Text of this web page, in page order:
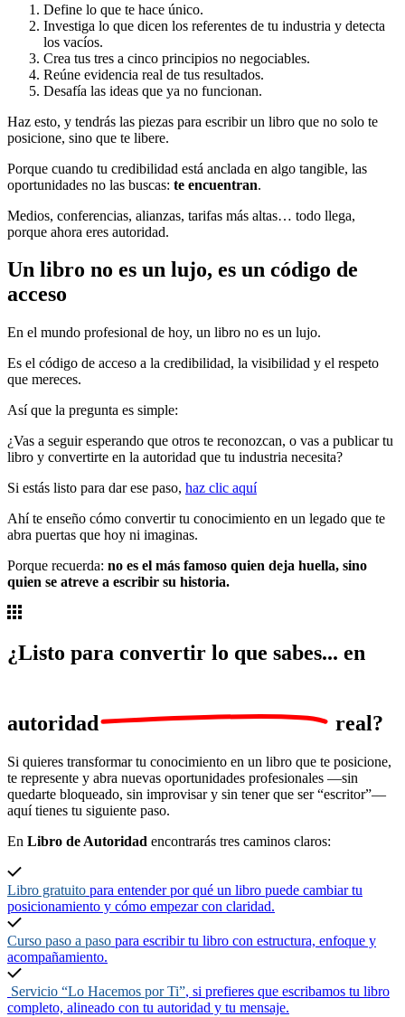
Define lo que te hace único.
Investiga lo que dicen los referentes de tu industria y detecta
los vacíos.
Crea tus tres a cinco principios no negociables.
Reúne evidencia real de tus resultados.
Desafía las ideas que ya no funcionan.
Haz esto, y tendrás las piezas para escribir un libro que no solo te
posicione, sino que te libere.
Porque cuando tu credibilidad está anclada en algo tangible, las
oportunidades no las buscas: te encuentran.
Medios, conferencias, alianzas, tarifas más altas… todo llega,
porque ahora eres autoridad.
Un libro no es un lujo, es un código de
acceso
En el mundo profesional de hoy, un libro no es un lujo.
Es el código de acceso a la credibilidad, la visibilidad y el respeto
que mereces.
Así que la pregunta es simple:
¿Vas a seguir esperando que otros te reconozcan, o vas a publicar tu
libro y convertirte en la autoridad que tu industria necesita?
Si estás listo para dar ese paso, haz clic aquí
Ahí te enseño cómo convertir tu conocimiento en un legado que te
abra puertas que hoy ni imaginas.
Porque recuerda: no es el más famoso quien deja huella, sino
quien se atreve a escribir su historia.
¿Listo para convertir lo que sabes... en
autoridad real?
Si quieres transformar tu conocimiento en un libro que te posicione,
te represente y abra nuevas oportunidades profesionales —sin
quedarte bloqueado, sin improvisar y sin tener que ser “escritor”—
aquí tienes tu siguiente paso.
En Libro de Autoridad encontrarás tres caminos claros:
Libro gratuito para entender por qué un libro puede cambiar tu
posicionamiento y cómo empezar con claridad.
Curso paso a paso para escribir tu libro con estructura, enfoque y
acompañamiento.
Servicio “Lo Hacemos por Ti”, si prefieres que escribamos tu libro
completo, alineado con tu autoridad y tu mensaje.